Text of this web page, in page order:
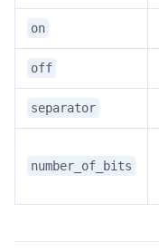
on
off
separator
number_of_bits